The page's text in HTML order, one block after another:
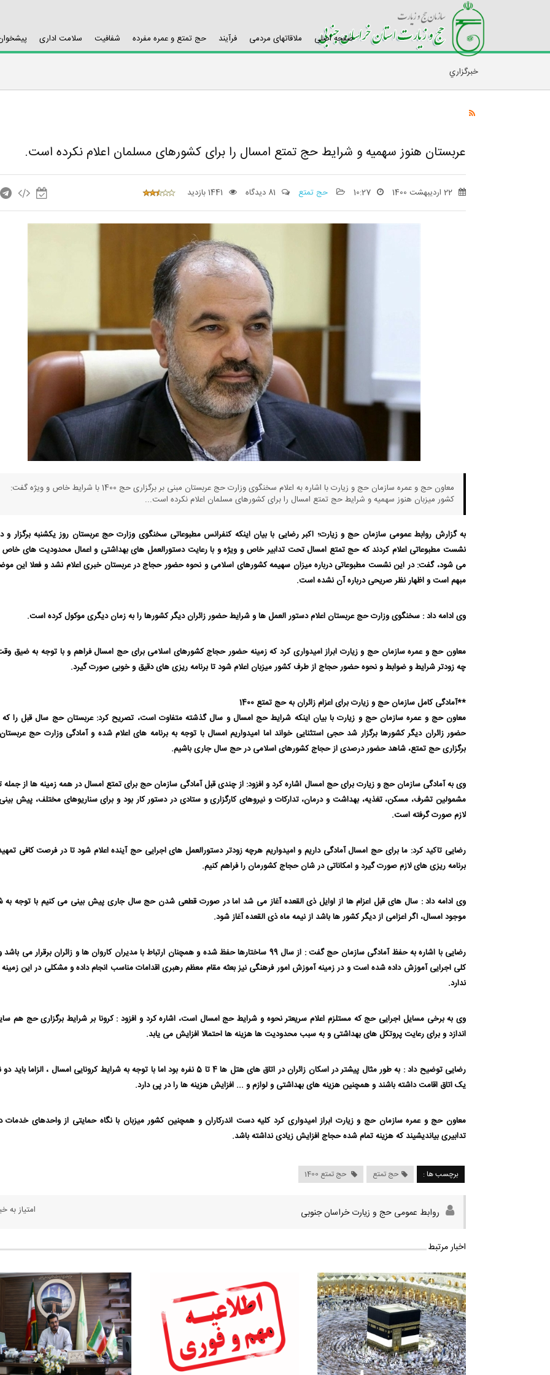
صفحه اصلی ملاقاتهای مردمی فرآیند حج تمتع و عمره مفرده شفافیت سلامت اداری
خبرگزاري
عربستان هنوز سهمیه و شرایط حج تمتع امسال را برای کشورهای مسلمان اعلام نکرده است.
22 اردیبهشت 1400 10:27 حج تمتع 81 دیدگاه 1441 بازدید
معاون حج و عمره سازمان حج و زیارت با اشاره به اعلام سخنگوی وزارت حج عربستان مبنی بر برگزاری حج 1400 با شرایط خاص و ویژه گفت:
کشور میزبان هنوز سهمیه و شرایط حج تمتع امسال را برای کشورهای مسلمان اعلام نکرده است...
به گزارش روابط عمومی سازمان حج و زیارت؛ اکبر رضایی با بیان اینکه کنفرانس مطبوعاتی سخنگوی وزارت حج عربستان روز یکشنبه برگزار و
نشست مطبوعاتی اعلام کردند که حج تمتع امسال تحت تدابیر خاص و ویژه و با رعایت دستورالعمل های بهداشتی و اعمال محدودیت های خاص
می شود، گفت: در این نشست مطبوعاتی درباره میزان سهیمه کشورهای اسلامی و نحوه حضور حجاج در عربستان خبری اعلام نشد و فعلا این
مبهم است و اظهار نظر صریحی درباره آن نشده است.
وی ادامه داد : سخنگوی وزارت حج عربستان اعلام دستور العمل ها و شرایط حضور زائران دیگر کشورها را به زمان دیگری موکول کرده است.
معاون حج و عمره سازمان حج و زیارت ابراز امیدواری کرد که زمینه حضور حجاج کشورهای اسلامی برای حج امسال فراهم و با توجه به ضیق
چه زودتر شرایط و ضوابط و نحوه حضور حجاج از طرف کشور میزبان اعلام شود تا برنامه ریزی های دقیق و خوبی صورت گیرد.
**آمادگی کامل سازمان حج و زیارت برای اعزام زائران به حج تمتع 1400
معاون حج و عمره سازمان حج و زیارت با بیان اینکه شرایط حج امسال و سال گذشته متفاوت است، تصریح کرد: عربستان حج سال قبل را
حضور زائران دیگر کشورها برگزار شد حجی استثنایی خواند اما امیدواریم امسال با توجه به برنامه های اعلام شده و آمادگی وزارت حج
برگزاری حج تمتع، شاهد حضور درصدی از حجاج کشورهای اسلامی در حج سال جاری باشیم.
وی به آمادگی سازمان حج و زیارت برای حج امسال اشاره کرد و افزود: از چندی قبل آمادگی سازمان حج برای تمتع امسال در همه زمینه ها از جمله
مشمولین تشرف، مسکن، تغذیه، بهداشت و درمان، تدارکات و نیروهای کارگزاری و ستادی در دستور کار بود و برای سناریوهای مختلف، پیش
لازم صورت گرفته است.
رضایی تاکید کرد: ما برای حج امسال آمادگی داریم و امیدواریم هرچه زودتر دستورالعمل های اجرایی حج آینده اعلام شود تا در فرصت کافی
برنامه ریزی های لازم صورت گیرد و امکاناتی در شان حجاج کشورمان را فراهم کنیم.
وی ادامه داد : سال های قبل اعزام ها از اوایل ذی القعده آغاز می شد اما در صورت قطعی شدن حج سال جاری پیش بینی می کنیم با توجه به
موجود امسال، اگر اعزامی از دیگر کشور ها باشد از نیمه ماه ذی القعده آغاز شود.
رضایی با اشاره به حفظ آمادگی سازمان حج گفت : از سال 99 ساختارها حفظ شده و همچنان ارتباط با مدیران کاروان ها و زائران برقرار می
کلی اجرایی آموزش داده شده است و در زمینه آموزش امور فرهنگی نیز بعثه مقام معظم رهبری اقدامات مناسب انجام داده و مشکلی در این
ندارد.
وی به برخی مسایل اجرایی حج که مستلزم اعلام سریعتر نحوه و شرایط حج امسال است، اشاره کرد و افزود : کرونا بر شرایط برگزاری حج هم
اندازد و برای رعایت پروتکل های بهداشتی و به سبب محدودیت ها هزینه ها احتمالا افزایش می یابد.
رضایی توضیح داد : به طور مثال پیشتر در اسکان زائران در اتاق های هتل ها 4 تا 5 نفره بود اما با توجه به شرایط کرونایی امسال ، الزاما
یک اتاق اقامت داشته باشند و همچنین هزینه های بهداشتی و لوازم و ... افزایش هزینه ها را در پی دارد.
معاون حج و عمره سازمان حج و زیارت ابراز امیدواری کرد کلیه دست اندرکاران و همچنین کشور میزبان با نگاه حمایتی از واحدهای خدمات
تدابیری بیاندیشیند که هزینه تمام شده حجاج افزایش زیادی نداشته باشد.
برچسب ها : حج تمتع حج تمتع 1400
روابط عمومی حج و زیارت خراسان جنوبی امتیاز به
اخبار مرتبط